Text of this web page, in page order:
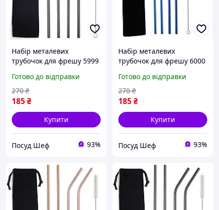
Набір металевих
трубочок для фрешу 5999
4259099
Готово до відправки
185₴
270 ₴
Купити
Посуд Шеф 93%
Набір металевих
трубочок для фрешу 6000
4259100
Готово до відправки
185₴
270 ₴
Купити
Посуд Шеф 93%